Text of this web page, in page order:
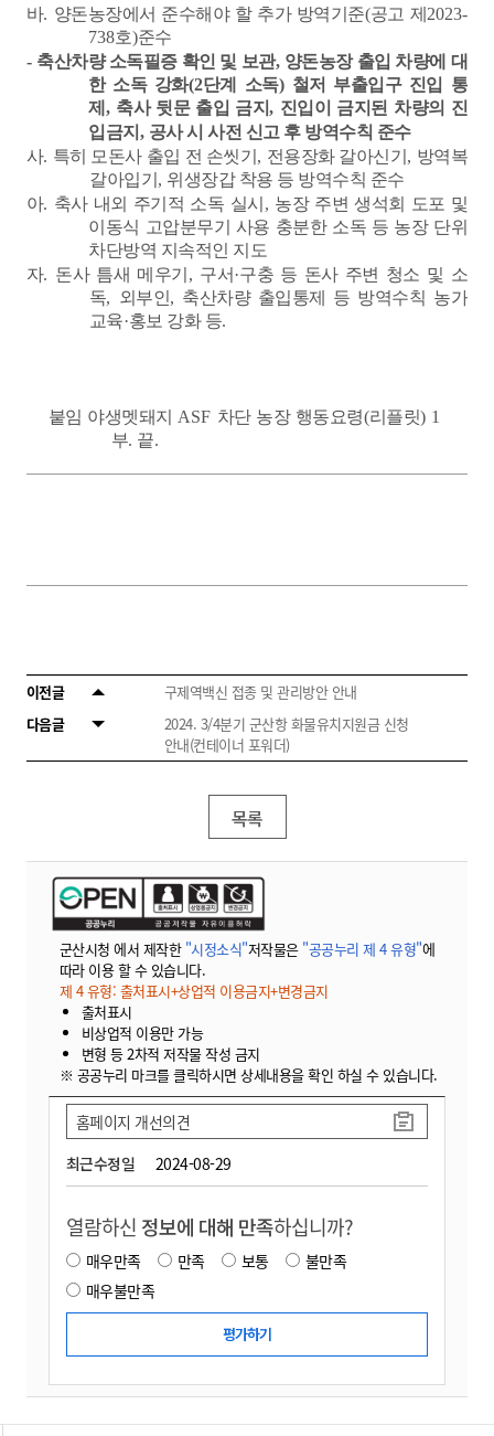
바. 양돈농장에서 준수해야 할 추가 방역기준(공고 제 2023-
738호)준수
- 축산차량 소독필증 확인 및 보관, 양돈농장 출입 차량에 대
한 소독 강화(2단계 소독) 철저 부출입구 진입 통
제 , 축사 뒷문 출입 금지, 진입이 금지된 차량의 진
입금지 , 공사 시 사전 신고 후 방역수칙 준수
사. 특히 모돈사 출입 전 손씻기 , 전용장화 갈아신기 , 방역복
갈아입기 , 위생장갑 착용 등 방역수칙 준수
아. 축사 내외 주기적 소독 실시 , 농장 주변 생석회 도포 및
이동식 고압분무기 사용 충분한 소독 등 농장 단위
차단방역 지속적인 지도
자. 돈사 틈새 메우기 , 구서 ·구충 등 돈사 주변 청소 및 소
독, 외부인 , 축산차량 출입통제 등 방역수칙 농가
교육·홍보 강화 등.
붙임 야생멧돼지 ASF 차단 농장 행동요령(리플릿) 1
부. 끝.
이전글
구제역백신 접종 및 관리방안 안내
다음글
2024. 3/4분기 군산항 화물유치지원금 신청
안내(컨테이너 포워더)
목록
군산시청 에서 제작한 "시정소식"저작물은 "공공누리 제 4 유형"에
따라 이용 할 수 있습니다.
제 4 유형: 출처표시+상업적 이용금지+변경금지
출처표시
비상업적 이용만 가능
변형 등 2차적 저작물 작성 금지
※ 공공누리 마크를 클릭하시면 상세내용을 확인 하실 수 있습니다.
최근수정일 2024-08-29
홈페이지 개선의견
열람하신 정보에 대해 만족하십니까?
매우만족 만족 보통
불만족
매우불만족